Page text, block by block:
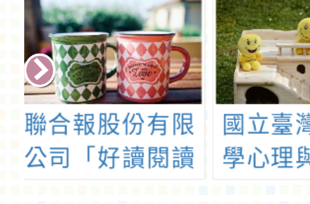
國立臺灣師範大
學心理與教育測
「英
學習